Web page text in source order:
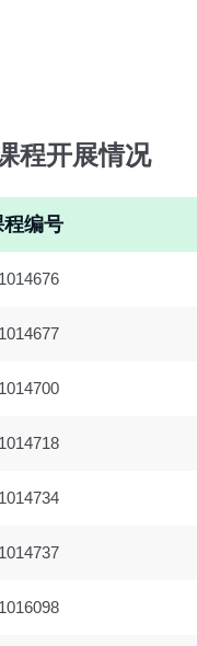
程开展情况
程编号